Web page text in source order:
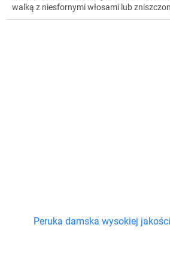
walką z niesfornymi włosami lub
Peruka damska wysokiej